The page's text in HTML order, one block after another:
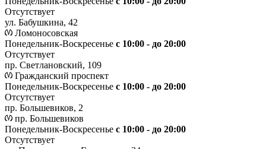
Отсутствует
ул. Бабушкина, 42
Ломоносовская
Понедельник-Воскресенье с 10:00 - до 20:00
Отсутствует
пр. Светлановский, 109
Гражданский проспект
Понедельник-Воскресенье с 10:00 - до 20:00
Отсутствует
пр. Большевиков, 2
пр. Большевиков
Понедельник-Воскресенье с 10:00 - до 20:00
Отсутствует